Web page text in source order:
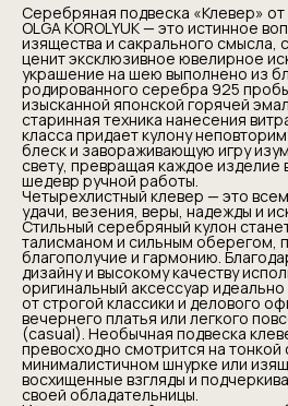
Серебряная подвеска «Клевер»
OLGA KOROLYUK — это истинное
изящества и сакрального смысла,
ценит эксклюзивное ювелирное
украшение на шею выполнено из
родированного серебра 925
изысканной японской горячей
старинная техника нанесения
класса придает кулону
блеск и завораживающую игру
свету, превращая каждое изделие
шедевр ручной работы.
Четырехлистный клевер — это
удачи, везения, веры, надежды и
Стильный серебряный кулон
талисманом и сильным оберегом,
благополучие и гармонию.
дизайну и высокому качеству
оригинальный аксессуар
от строгой классики и делового
вечернего платья или легкого
(casual). Необычная подвеска
превосходно смотрится на
минималистичном шнурке или
восхищенные взгляды и
своей обладательницы.